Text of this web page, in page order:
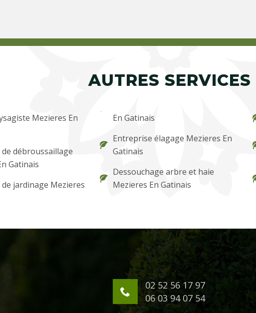
AUTRES SERVICES
Mezieres En
débroussaillage
Gatinais
jardinage Mezieres
En Gatinais
Entreprise élagage Mezieres En
Gatinais
Dessouchage arbre et haie
Mezieres En Gatinais
02 52 56 17 97
06 03 94 07 54